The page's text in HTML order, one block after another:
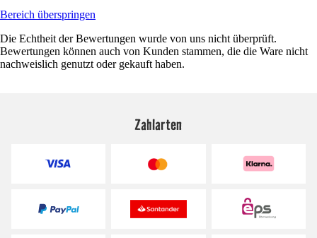
Bereich überspringen
Die Echtheit der Bewertungen wurde von uns nicht überprüft.
Bewertungen können auch von Kunden stammen, die die Ware nicht
nachweislich genutzt oder gekauft haben.
Zahlarten